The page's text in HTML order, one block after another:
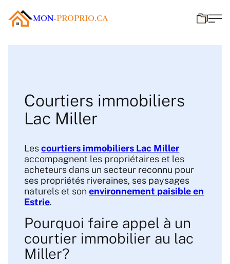
MON-PROPRIO.CA
Courtiers immobiliers
Lac Miller
Lescourtiers immobiliers Lac Miller
accompagnent les propriétaires et les
acheteurs dans un secteur reconnu pour
ses propriétés riveraines, ses paysages
naturels et sonenvironnement paisible en
Estrie.
Pourquoi faire appel à un
courtier immobilier au lac
Miller?